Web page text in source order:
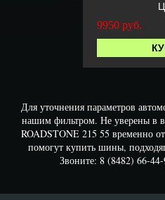
9950 руб.
Для уточнения параметров
нашим фильтром. Не уверены в
ROADSTONE 215 55 временно
помогут купить шины,
Звоните: 8 (8482) 66-